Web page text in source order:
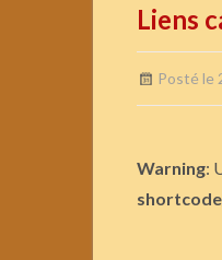
Liens
Posté le
Warning: